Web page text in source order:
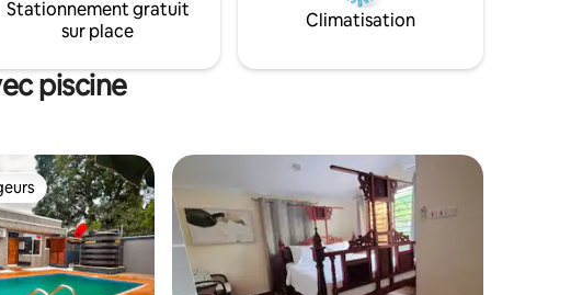
Stationnement gratuit
sur place
Climatisation
piscine